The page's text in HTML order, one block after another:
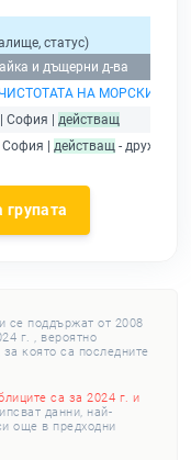
статус)
и дъщерни д-ва
НА МОРСКИТЕ
София | действащ
София | действащ -
групата
се поддържат от 2008
г. , вероятно
която са последните
са за 2024 г. и
данни, най-
още в предходни